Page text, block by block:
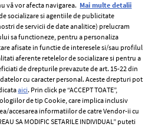
inedită din
Mitrea. Artista,
o să mor”
2025
vă vor afecta navigarea. Mai multe detalii
socializare si agentiile de publicitate
de servicii de date analitice) prelucram
sa functioneze, pentru a personaliza
afisate in functie de interesele si/sau profilul
aferente retelelor de socializare si pentru a
de drepturile prevazute de art. 15-22 din
cu caracter personal. Aceste drepturi pot
aici. Prin click pe “ACCEPT TOATE”,
de tip Cookie, care implica inclusiv
accesarea informatiilor de catre Vendor-ii cu
SA MODIFIC SETARILE INDIVIDUAL” puteti